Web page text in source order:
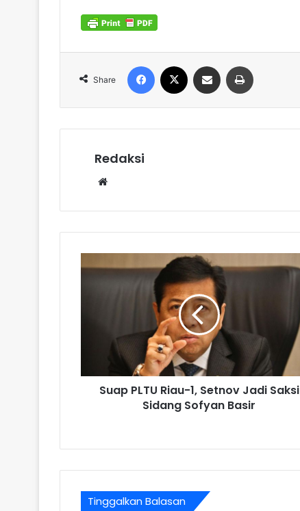
Share
Facebook Share via Email
Redaksi
Suap PLTU Riau-1, Setnov Jadi Saksi
Sidang Sofyan Basir
Tinggalkan Balasan